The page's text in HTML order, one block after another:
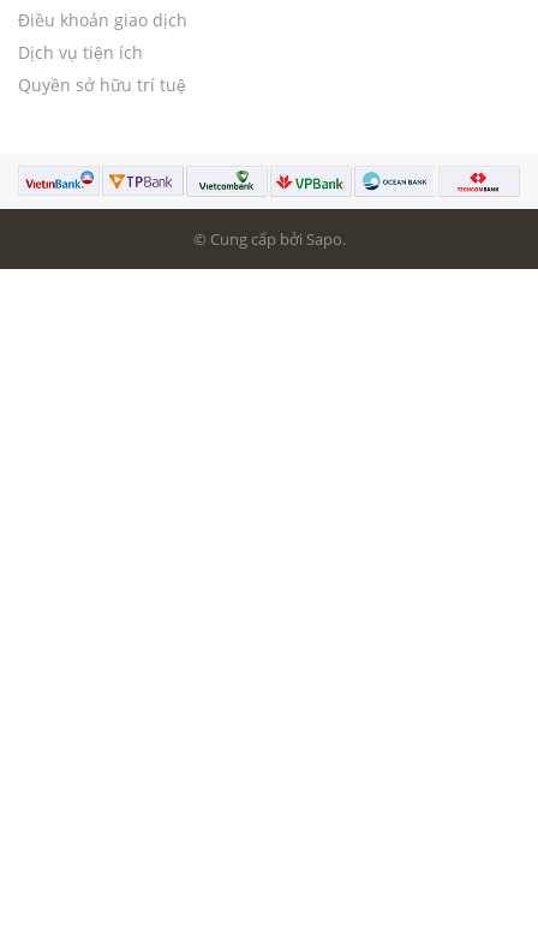
Điều khoản giao dịch
Dịch vụ tiện ích
Quyền sở hữu trí tuệ
© Cung cấp bởi Sapo.